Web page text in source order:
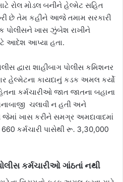
રોલ મોડલ બનીને હેલ્મેટ સહિત
છે તેમ કહીને આજે તમામ સરકારી
પોલીસને ખાસ ઝુંબેશ રાખીને
આદેશ આપ્યા હતા.
દ્વારા શાહીબાગ પોલીસ કમિશનર
હેલ્મેટના કાયદાનું કડક અમલ કર્યો
કર્મચારીઓ જાત જાતના બહાના
ચલાવી ન હતી અને
જેમાં ખાસ કરીને સમગ્ર અમદાવાદમાં
કર્મચારી પાસેથી રૂ. 3,30,000
કર્મચારીઓ ગાંઠતાં નથી